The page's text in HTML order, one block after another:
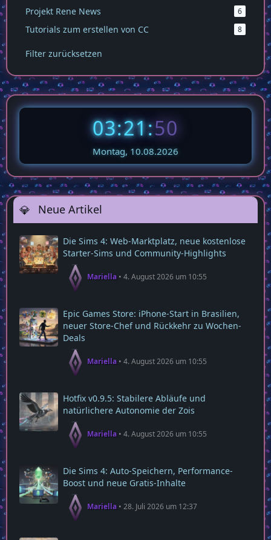
Projekt Rene News 6
Tutorials zum erstellen von CC 8
Filter zurücksetzen
03:21:51
Montag, 10.08.2026
Neue Artikel
Die Sims 4: Web‑Marktplatz, neue kostenlose
Starter‑Sims und Community‑Highlights
Mariella 4. August 2026 um 10:55
Epic Games Store: iPhone-Start in Brasilien,
neuer Store-Chef und Rückkehr zu Wochen-
Deals
Mariella 4. August 2026 um 10:55
Hotfix v0.9.5: Stabilere Abläufe und
natürlichere Autonomie der Zois
Mariella 4. August 2026 um 10:55
Die Sims 4: Auto-Speichern, Performance-
Boost und neue Gratis-Inhalte
Mariella 28. Juli 2026 um 12:37